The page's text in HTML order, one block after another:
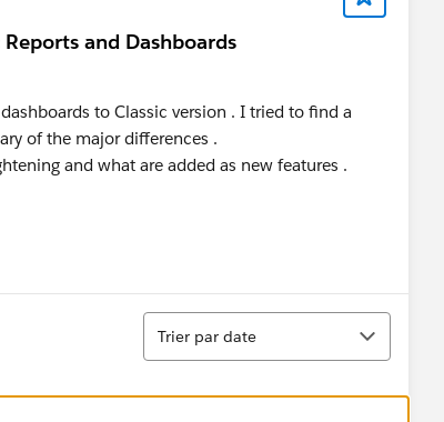
and Dashboards
to Classic version . I tried to find a
of the major differences .
and what are added as new features .
Tri
Trier par date